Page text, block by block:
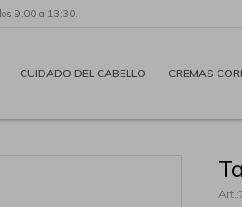
CUIDADO DEL CABELLO CREMAS
9:00 a 13:30.